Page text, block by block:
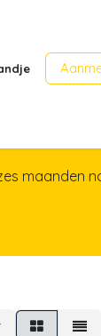
maanden